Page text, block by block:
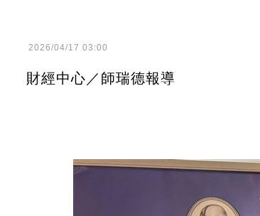
2026/04/17 03:00
財經中心／師瑞德報導